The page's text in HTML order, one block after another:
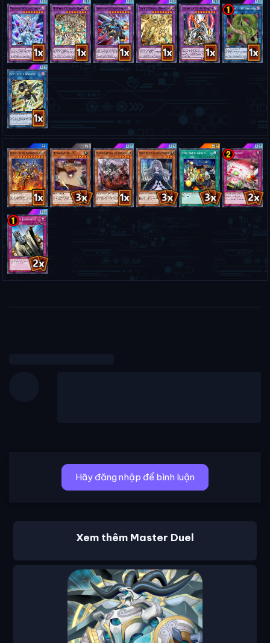
Hãy đăng nhập để bình luận
Xem thêm Master Duel